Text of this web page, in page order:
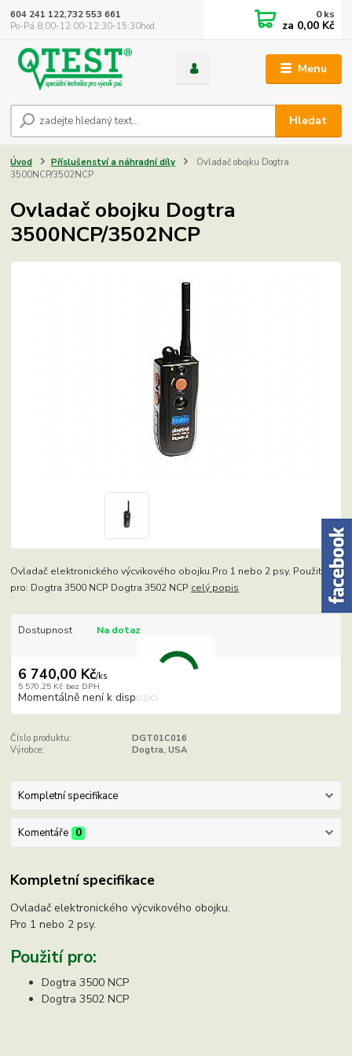
Menu
Hledat
604 241 122,732 553 661
Po-Pá 8:00-12:00-12:30-15:30hod.
0ks
za 0,00 Kč
Úvod Příslušenství a náhradní díly
Ovladač obojku Dogtra
3500NCP/3502NCP
Ovladač obojku Dogtra
3500NCP/3502NCP
Ovladač elektronického výcvikového obojku.Pro 1 nebo 2 psy. Použití
pro: Dogtra 3500 NCP Dogtra 3502 NCP celý popis
Dostupnost Na dotaz
6 740,00 Kč/ks
5 570,25 Kč bez DPH
Momentálně není k dispozici
Číslo produktu:
DGT01C016
Výrobce:
Dogtra, USA
Kompletní specifikace
Komentáře 0
Kompletní specifikace
Ovladač elektronického výcvikového obojku.
Pro 1 nebo 2 psy.
Použití pro:
Dogtra 3500 NCP
Dogtra 3502 NCP